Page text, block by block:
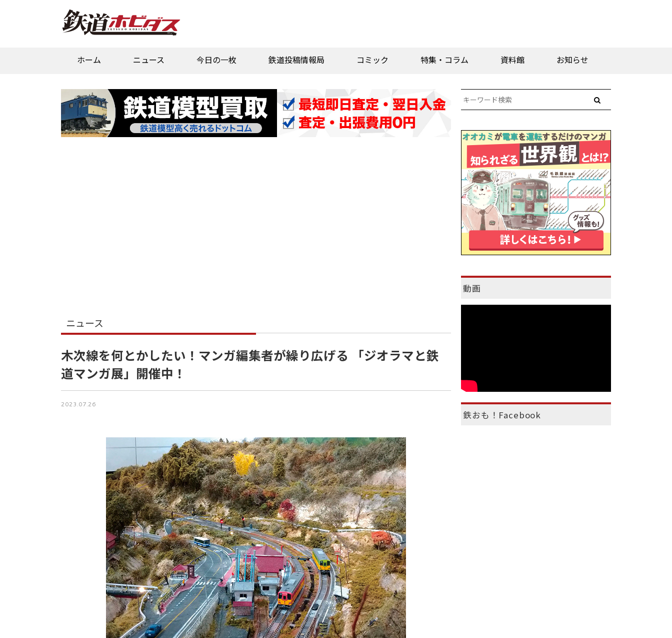
ホーム ニュース 今日の一枚 鉄道投稿情報局 コミック 特集・コラム 資料館 お知らせ
ニュース
木次線を何とかしたい！マンガ編集者が繰り広げる 「ジオラマと鉄
道マンガ展」開催中！
2023.07.26
動画
鉄おも！Facebook